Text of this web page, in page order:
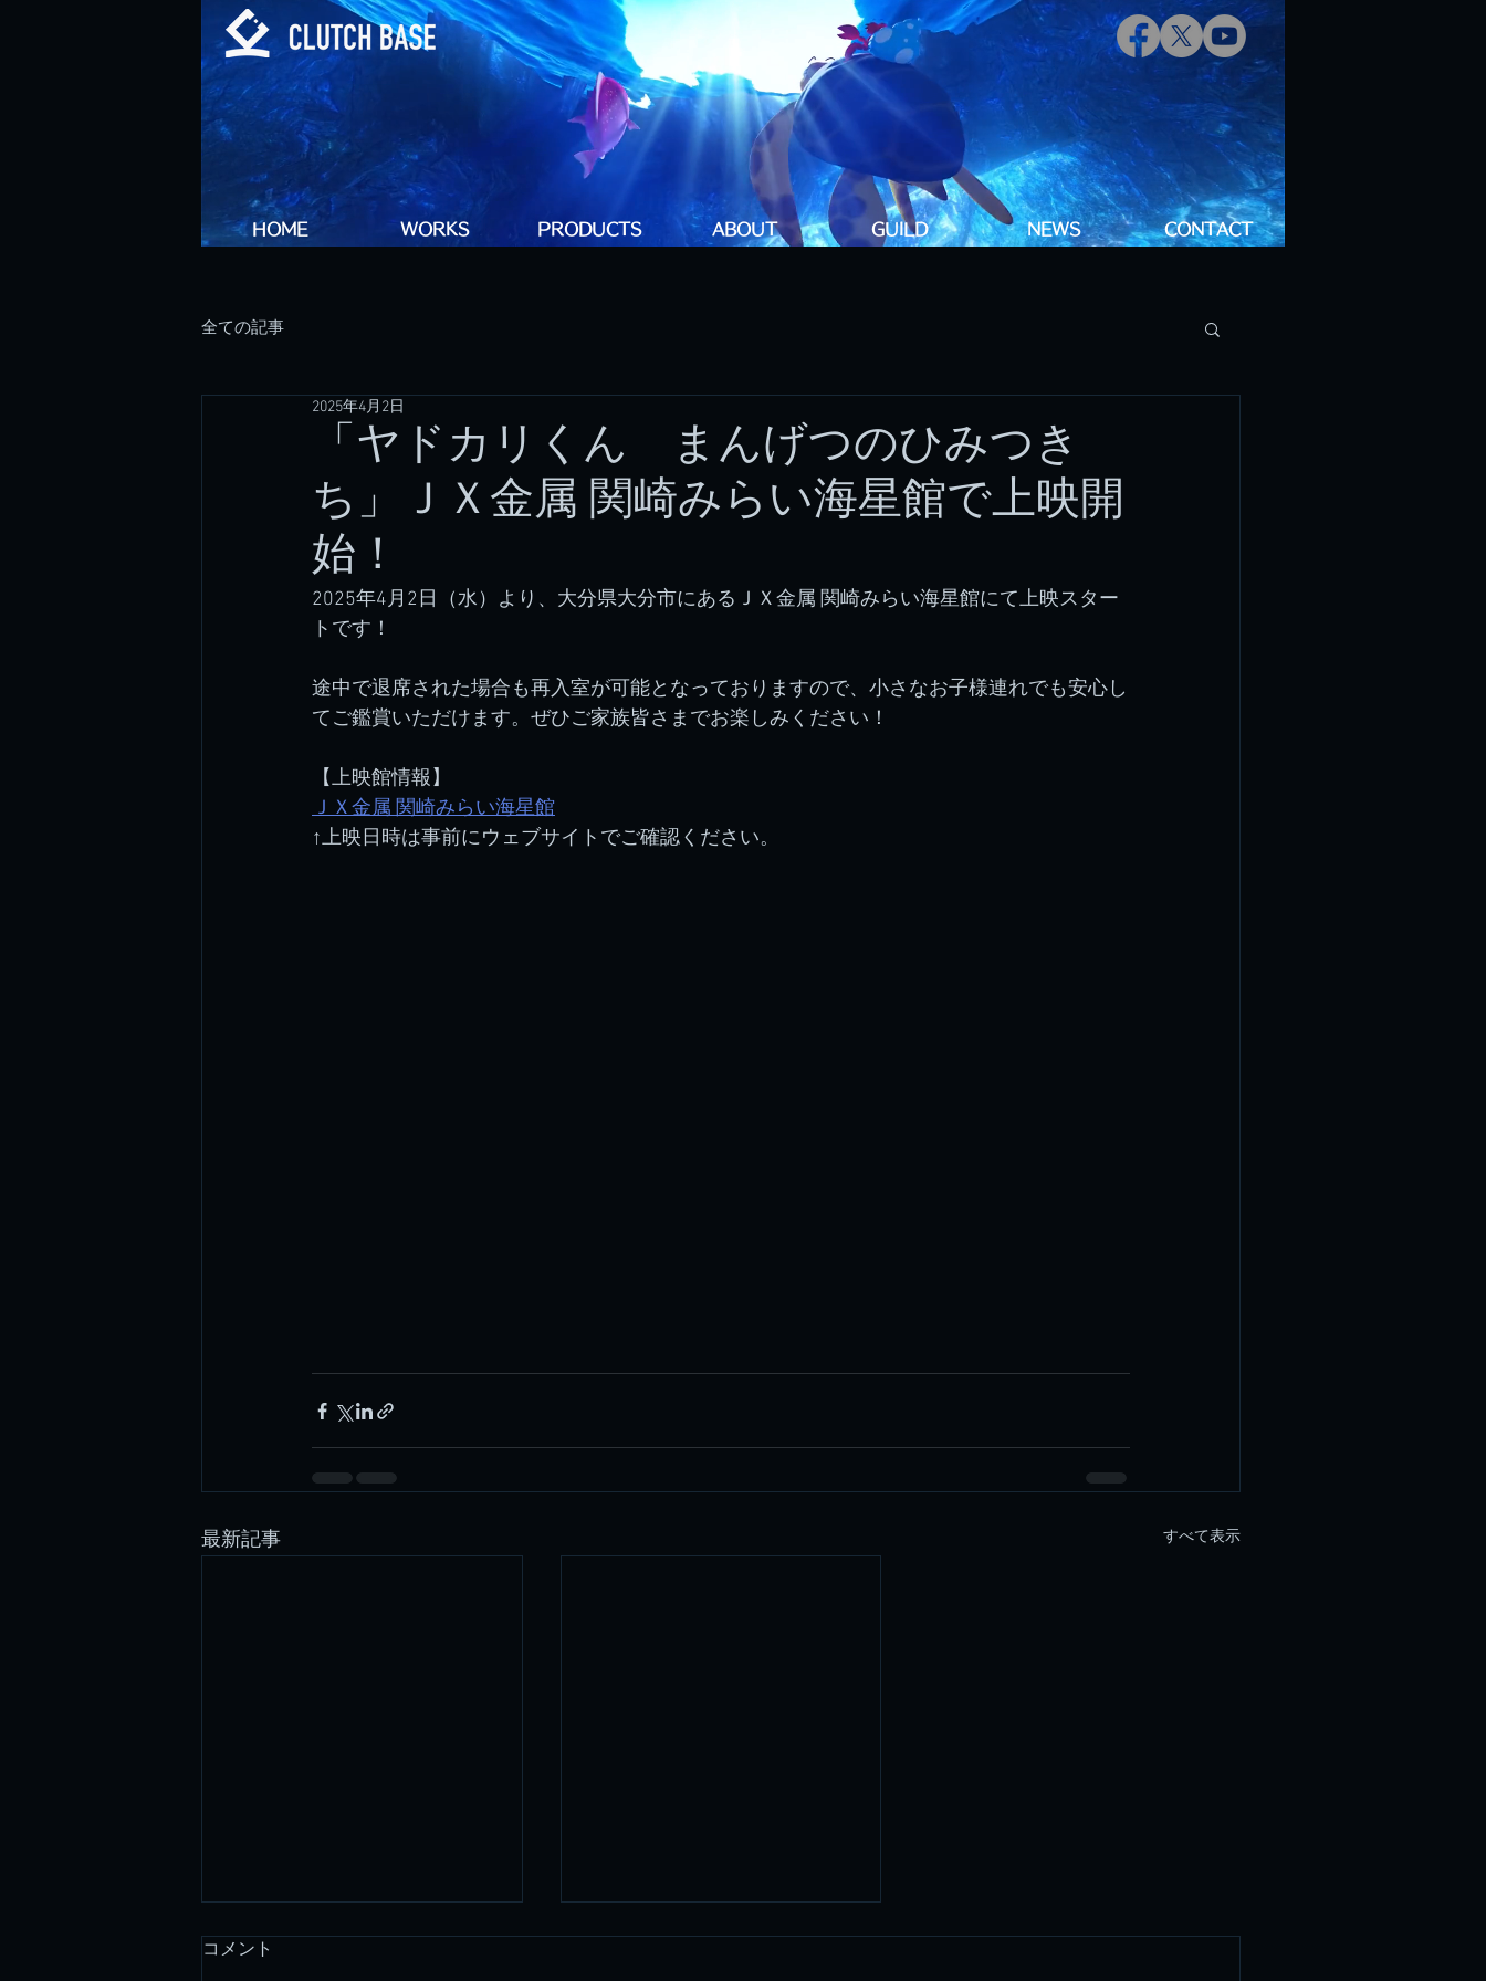
HOME WORKS PRODUCTS ABOUT GUILD NEWS CONTACT
全ての記事
「ヤドカリくん まんげつのひみつき
ち」ＪＸ金属 関崎みらい海星館で上映開
始！
2025年4月2日
2025年4月2日（水）より、大分県大分市にあるＪＸ金属 関崎みらい海星館にて上映スター
トです！
途中で退席された場合も再入室が可能となっておりますので、小さなお子様連れでも安心し
てご鑑賞いただけます。ぜひご家族皆さまでお楽しみください！
【上映館情報】
ＪＸ金属 関崎みらい海星館
↑上映日時は事前にウェブサイトでご確認ください。
最新記事 すべて表示
コメント